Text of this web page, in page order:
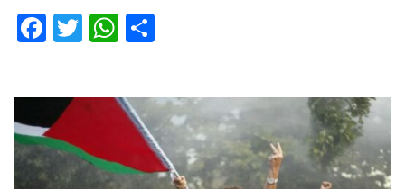
Facebook
TwitterWhatsApp